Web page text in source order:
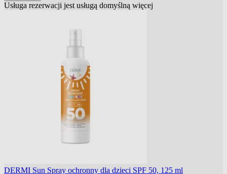
Usługa rezerwacji jest usługą domyślną więcej
DERMI Sun Spray ochronny dla dzieci SPF 50, 125 ml